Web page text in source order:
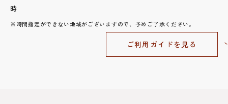
時
※時間指定ができない地域がございますので、予めご了承ください。
ご利用ガイドを見る